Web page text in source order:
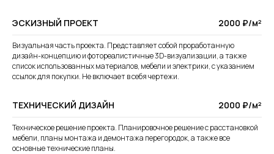
ЭСКИЗНЫЙ ПРОЕКТ 2000 ₽/м²
Визуальная часть проекта. Представляет собой проработанную
дизайн-концепцию и фотореалистичные 3D-визуализации, а также
список использованных материалов, мебели и электрики, с указанием
ссылок для покупки. Не включает в себя чертежи.
ТЕХНИЧЕСКИЙ ДИЗАЙН 2000 ₽/м²
Техническое решение проекта. Планировочное решение с расстановкой
мебели, планы монтажа и демонтажа перегородок, а также все
основные технические планы.